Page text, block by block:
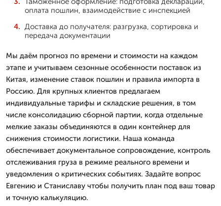
оплата пошлин, взаимодействие с инспекцией
Доставка до получателя: разгрузка, сортировка и
передача документации
Мы даём прогноз по времени и стоимости на каждом
этапе и учитываем сезонные особенности поставок из
Китая, изменение ставок пошлин и правила импорта в
Россию. Для крупных клиентов предлагаем
индивидуальные тарифы и складские решения, в том
числе консолидацию сборной партии, когда отдельные
мелкие заказы объединяются в один контейнер для
снижения стоимости логистики. Наша команда
обеспечивает документальное сопровождение, контроль
отслеживания груза в режиме реального времени и
уведомления о критических событиях. Задайте вопрос
Евгению и Станиславу чтобы получить план под ваш товар
и точную калькуляцию.